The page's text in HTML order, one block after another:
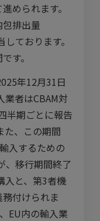
められます。
包排出量
ております。
す。
年12月31日
業者はCBAM対
半期ごとに報告
た、この期間
入するための
、移行期間終了
入と、第3者機
付けられま
EU内の輸入業